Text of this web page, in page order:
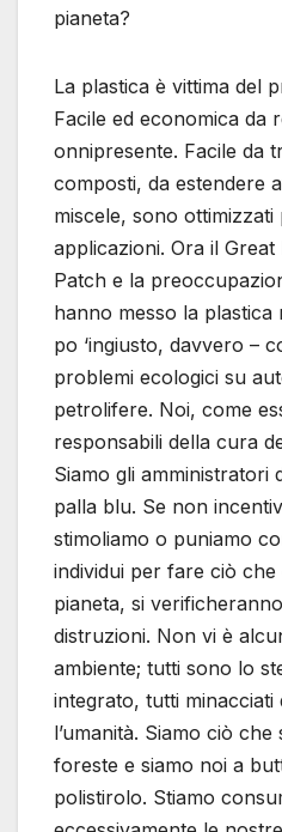
pianeta?
La plastica è vittima del
Facile ed economica da
onnipresente. Facile da
composti, da estendere
miscele, sono
applicazioni. Ora il Great
Patch e la
hanno messo la plastica
po ‘ingiusto, davvero –
problemi ecologici su
petrolifere. Noi, come
responsabili della cura
Siamo gli amministratori
palla blu. Se non
stimoliamo o puniamo
individui per fare ciò
pianeta, si
distruzioni. Non vi è
ambiente; tutti sono lo
integrato, tutti minacciati
l’umanità. Siamo ciò
foreste e siamo noi a
polistirolo. Stiamo